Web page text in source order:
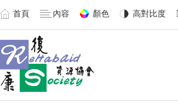
首頁 內容 顏色 高對比度